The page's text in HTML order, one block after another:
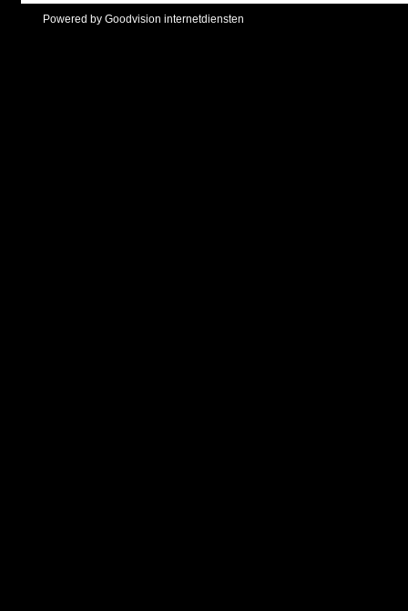
Powered by Goodvision internetdiensten